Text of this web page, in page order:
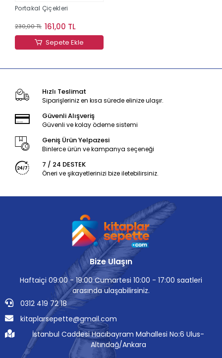
Portakal Çiçekleri
230,00 TL 161,00 TL
Sepete Ekle
Hızlı Teslimat
Siparişleriniz en kısa sürede elinize ulaşır.
Güvenli Alışveriş
Güvenli ve kolay ödeme sistemi
Geniş Ürün Yelpazesi
Binlerce ürün ve kampanya seçeneği
7 / 24 DESTEK
Öneri ve şikayetlerinizi bize iletebilirsiniz.
Bize Ulaşın
Haftaiçi 09:00 - 19:00 Cumartesi 10:00 - 17:00 saatleri
arasında ulaşabilirsiniz.
0312 419 72 18
kitaplarsepette@gmail.com
İstanbul Caddesi Hacıbayram Mahallesi No:6 Ulus-
Altındağ/Ankara